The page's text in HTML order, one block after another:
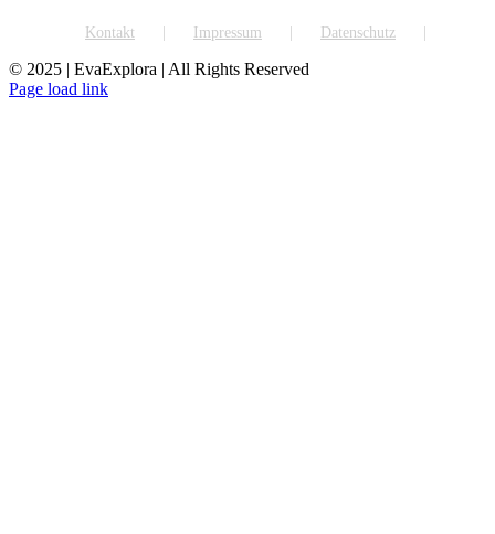
Kontakt Impressum Datenschutz
© 2025 | EvaExplora | All Rights Reserved
Facebook
Instagram
Pinterest
YouTube
Rss
Page load link